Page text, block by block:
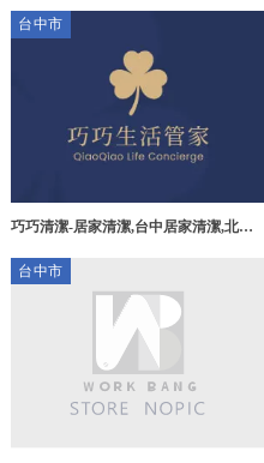
潢細清
台中市
巧巧清潔-居家清潔,台中居家清潔,北屯
台中市